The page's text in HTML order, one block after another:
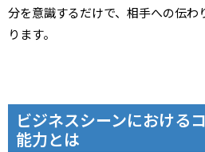
分を意識するだけで、相手への伝わ
ります。
ビジネスシーンにおける
能力とは